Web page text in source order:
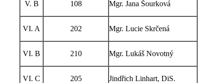
V. B 108 Mgr. Jana Šourková
VI. A 202 Mgr. Lucie Skrčená
VI. B 210 Mgr. Lukáš Novotný
VI. C 205 Jindřich Linhart, DiS.